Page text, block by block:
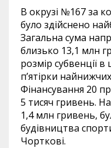
В окрузі №167 за
було здійснено
Загальна сума
близько 13,1 млн
розмір субвенції
п’ятірки
Фінансування 20
5 тисяч гривень.
1,4 млн гривень,
будівництва
Чорткові.